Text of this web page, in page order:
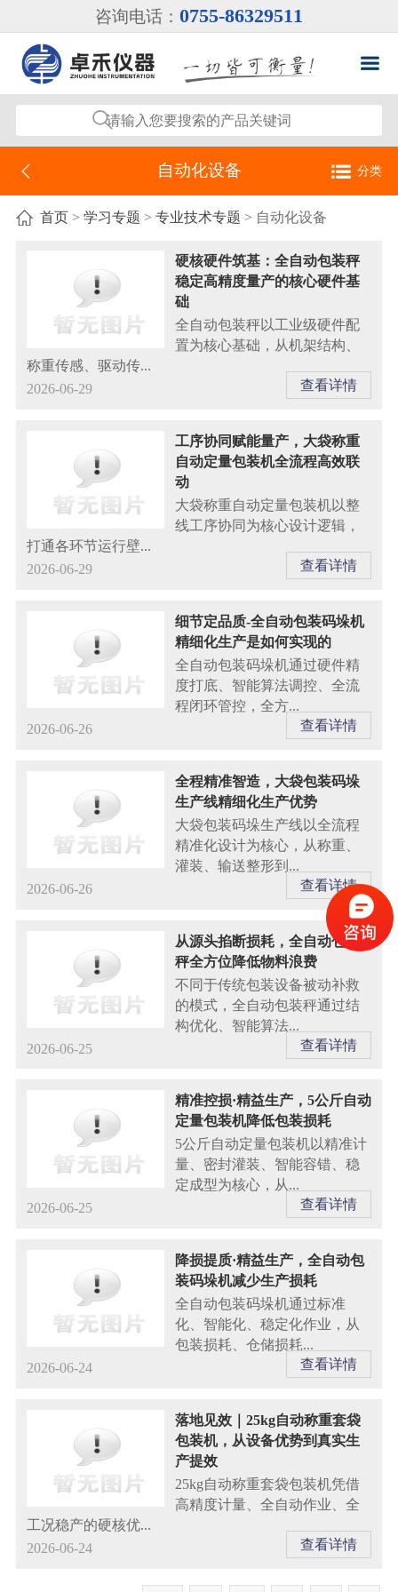
咨询电话： 0755-86329511
自动化设备 分类
自动化设备
工业自动化测力仪表
首页> 学习专题 > 专业技术专题 > 自动化设备
硬核硬件筑基：全自动包装秤
稳定高精度量产的核心硬件基
础
全自动包装秤以工业级硬件配
置为核心基础，从机架结构、
称重传感、驱动传...
2026-06-29
查看详情
工序协同赋能量产，大袋称重
自动定量包装机全流程高效联
动
大袋称重自动定量包装机以整
线工序协同为核心设计逻辑，
打通各环节运行壁...
2026-06-29
查看详情
细节定品质-全自动包装码垛机
精细化生产是如何实现的
全自动包装码垛机通过硬件精
度打底、智能算法调控、全流
程闭环管控，全方...
2026-06-26
查看详情
全程精准智造，大袋包装码垛
生产线精细化生产优势
大袋包装码垛生产线以全流程
精准化设计为核心，从称重、
灌装、输送整形到...
2026-06-26
查看详情
从源头掐断损耗，全自动包装
秤全方位降低物料浪费
不同于传统包装设备被动补救
的模式，全自动包装秤通过结
构优化、智能算法...
2026-06-25
查看详情
精准控损·精益生产，5公斤自动
定量包装机降低包装损耗
5公斤自动定量包装机以精准计
量、密封灌装、智能容错、稳
定成型为核心，从...
2026-06-25
查看详情
降损提质·精益生产，全自动包
装码垛机减少生产损耗
全自动包装码垛机通过标准
化、智能化、稳定化作业，从
包装损耗、仓储损耗...
2026-06-24
查看详情
落地见效｜25kg自动称重套袋
包装机，从设备优势到真实生
产提效
25kg自动称重套袋包装机凭借
高精度计量、全自动作业、全
工况稳产的硬核优...
2026-06-24
查看详情